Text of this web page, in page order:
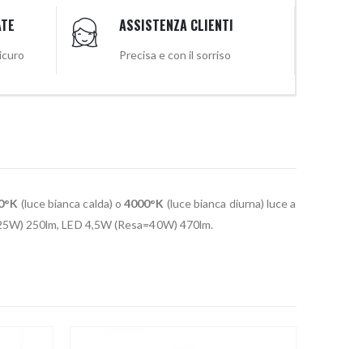
ASSISTENZA CLIENTI
Precisa e con il sorriso
(luce bianca calda) o4000°K (luce bianca diurna) luce a
250lm, LED 4,5W (Resa=40W) 470lm.